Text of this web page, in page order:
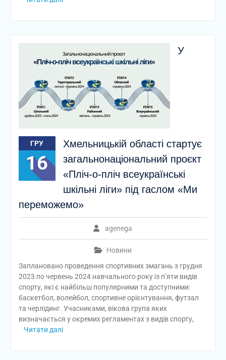
ГРУ
16
У
Хмельницькій області стартує
загальнонаціональний проєкт
«Пліч-о-пліч всеукраїнські
шкільні ліги» під гаслом «Ми
переможемо»
agenega
Новини
Заплановано проведення спортивних змагань з грудня
2023 по червень 2024 навчального року із п’яти видів
спорту, які є найбільш популярними та доступними:
баскетбол, волейбол, спортивне орієнтування, футзал
та черлідинг. Учасниками, вікова група яких
визначається у окремих регламентах з видів спорту,
Читати далі